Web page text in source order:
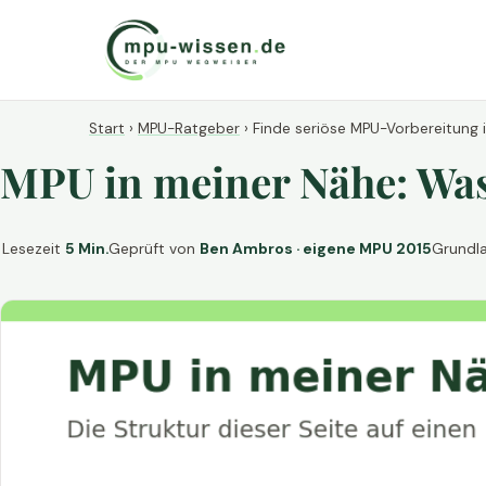
Start › MPU-Ratgeber › Finde seriöse MPU-Vorbereitung
MPU in meiner Nähe:
Lesezeit 5 Min.Geprüft von Ben Ambros · eigene MPU 2015